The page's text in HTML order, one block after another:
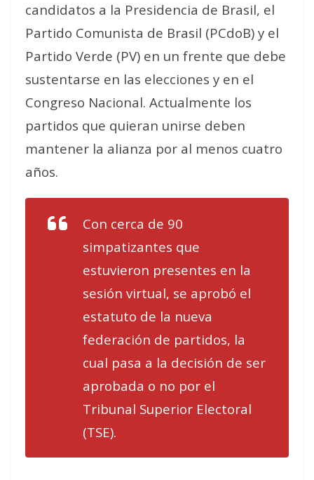
candidatos a la Presidencia de Brasil, el
Partido Comunista de Brasil (PCdoB) y el
Partido Verde (PV) en un frente que debe
sustentarse en las elecciones y en el
Congreso Nacional. Actualmente los
partidos que quieran unirse deben
mantener la alianza por al menos cuatro
años.
Con cerca de 90
simpatizantes que
estuvieron presentes en la
sesión virtual, se aprobó el
estatuto de la nueva
federación de partidos, la
cual pasa a la decisión de ser
aprobada o no por el
Tribunal Superior Electoral
(TSE).